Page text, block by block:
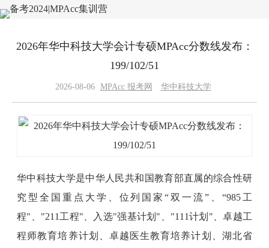
2026年华中科技大学会计专硕MPAcc分数线发布：
199/102/51
2026-08-06 MPAcc 报考网 华中科技大学
华中科技大学是中华人民共和国教育部直属的综合性研
究型全国重点大学、位列国家“双一流”、“985工
程"、"211工程"、入选"强基计划"、"111计划"、卓越工
程师教育培养计划、卓越医生教育培养计划、湖北省